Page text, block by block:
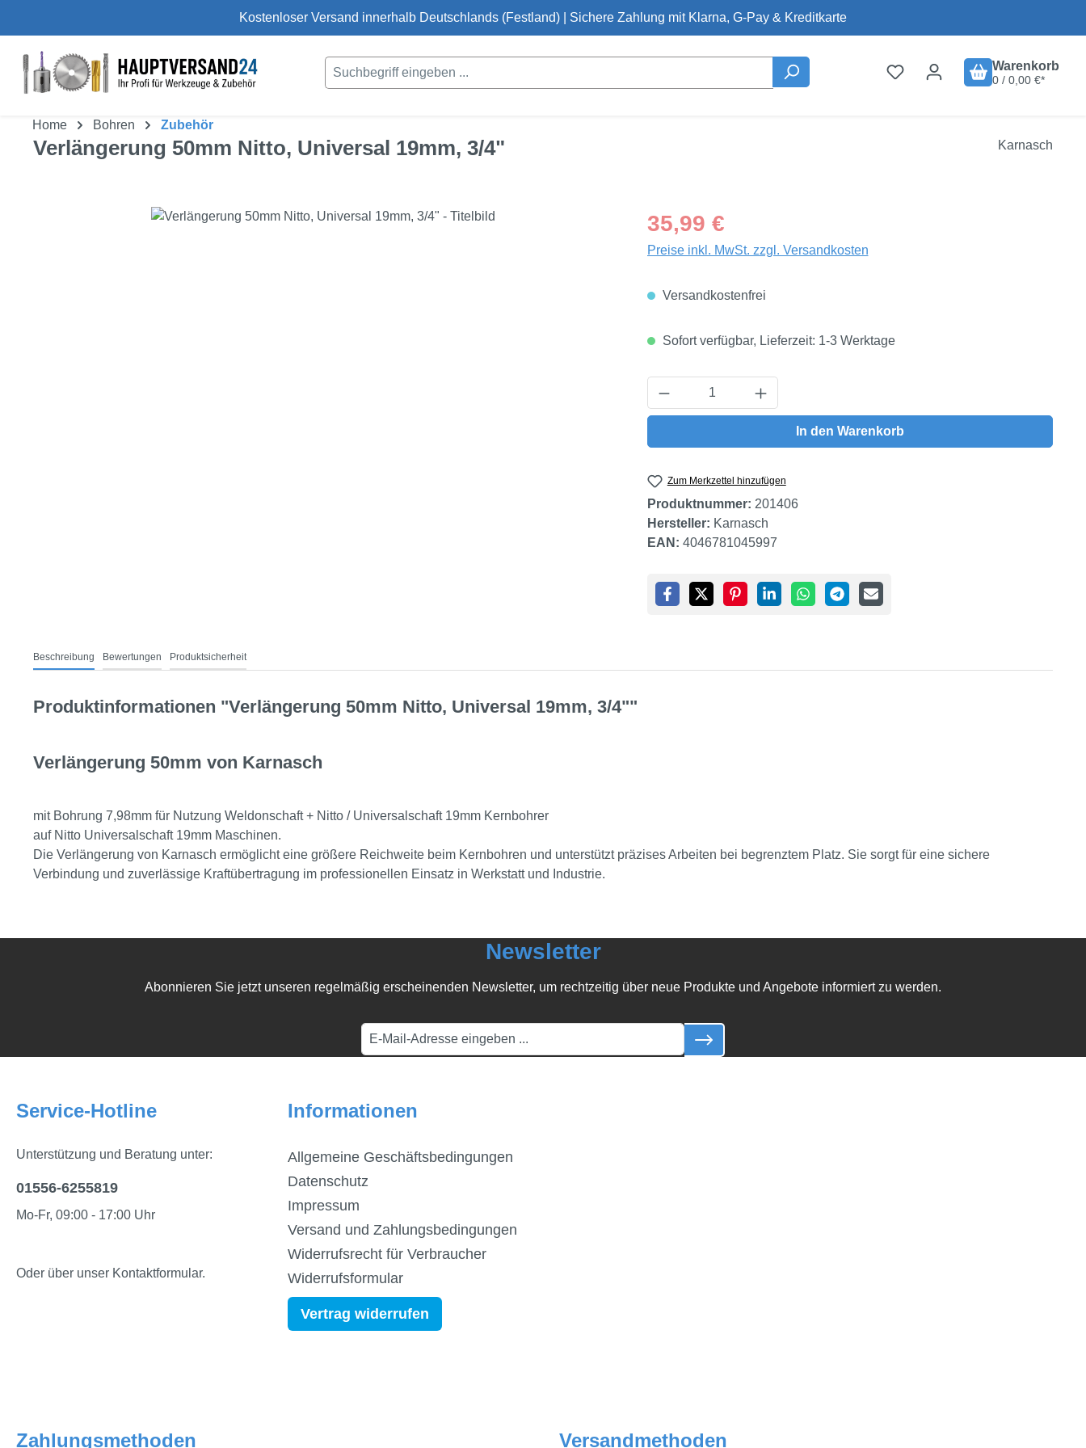
Kostenloser Versand innerhalb Deutschlands (Festland) | Sichere Zahlung mit Klarna, G-Pay & Kreditkarte
Warenkorb
0 / 0,00 €*
Home Bohren Zubehör
Verlängerung 50mm Nitto, Universal 19mm, 3/4" Karnasch
Bildergalerie überspringen Regulärer Preis:
35,99 €
Preise inkl. MwSt. zzgl. Versandkosten
Versandkostenfrei
Sofort verfügbar, Lieferzeit: 1-3 Werktage
Produkt Anzahl: Gib den gewünschten Wert ein
In den Warenkorb
Zum Merkzettel hinzufügen
Produktnummer: 201406
Hersteller: Karnasch
EAN: 4046781045997
Beschreibung Bewertungen Produktsicherheit
Produktinformationen "Verlängerung 50mm Nitto, Universal 19mm, 3/4""
Verlängerung 50mm von Karnasch
mit Bohrung 7,98mm für Nutzung Weldonschaft + Nitto / Universalschaft 19mm Kernbohrer
auf Nitto Universalschaft 19mm Maschinen.
Die Verlängerung von Karnasch ermöglicht eine größere Reichweite beim Kernbohren und unterstützt präzises Arbeiten bei begrenztem Platz. Sie sorgt für eine sichere
Verbindung und zuverlässige Kraftübertragung im professionellen Einsatz in Werkstatt und Industrie.
Newsletter
Abonnieren Sie jetzt unseren regelmäßig erscheinenden Newsletter, um rechtzeitig über neue Produkte und Angebote informiert zu werden.
Service-Hotline
Unterstützung und Beratung unter:
01556-6255819
Mo-Fr, 09:00 - 17:00 Uhr
Oder über unser Kontaktformular.
Informationen
Allgemeine Geschäftsbedingungen
Datenschutz
Impressum
Versand und Zahlungsbedingungen
Widerrufsrecht für Verbraucher
Widerrufsformular
Vertrag widerrufen
Zahlungsmethoden Versandmethoden